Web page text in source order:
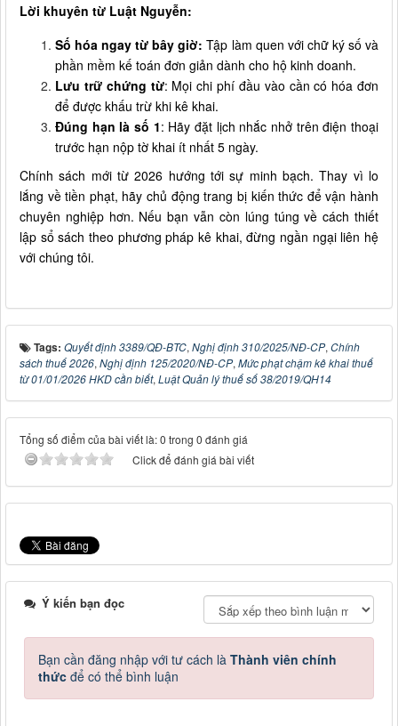
Lời khuyên từ Luật Nguyễn:
Số hóa ngay từ bây giờ: Tập làm quen với chữ ký số và
phần mềm kế toán đơn giản dành cho hộ kinh doanh.
Lưu trữ chứng từ: Mọi chi phí đầu vào cần có hóa đơn
để được khấu trừ khi kê khai.
Đúng hạn là số 1: Hãy đặt lịch nhắc nhở trên điện thoại
trước hạn nộp tờ khai ít nhất 5 ngày.
Chính sách mới từ 2026 hướng tới sự minh bạch. Thay vì lo
lắng về tiền phạt, hãy chủ động trang bị kiến thức để vận hành
chuyên nghiệp hơn. Nếu bạn vẫn còn lúng túng về cách thiết
lập sổ sách theo phương pháp kê khai, đừng ngần ngại liên hệ
với chúng tôi.
Tags: Quyết định 3389/QĐ-BTC, Nghị định 310/2025/NĐ-CP, Chính
sách thuế 2026, Nghị định 125/2020/NĐ-CP, Mức phạt chậm kê khai thuế
từ 01/01/2026 HKD cần biết, Luật Quản lý thuế số 38/2019/QH14
Tổng số điểm của bài viết là: 0 trong 0 đánh giá
Click để đánh giá bài viết
Ý kiến bạn đọc
Bạn cần đăng nhập với tư cách là Thành viên chính
thức để có thể bình luận